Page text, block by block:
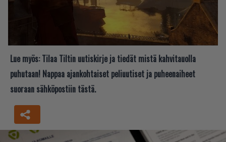
Lue myös: Tilaa Tiltin uutiskirje ja tiedät mistä kahvitauolla
puhutaan! Nappaa ajankohtaiset peliuutiset ja puheenaiheet
suoraan sähköpostiin tästä.